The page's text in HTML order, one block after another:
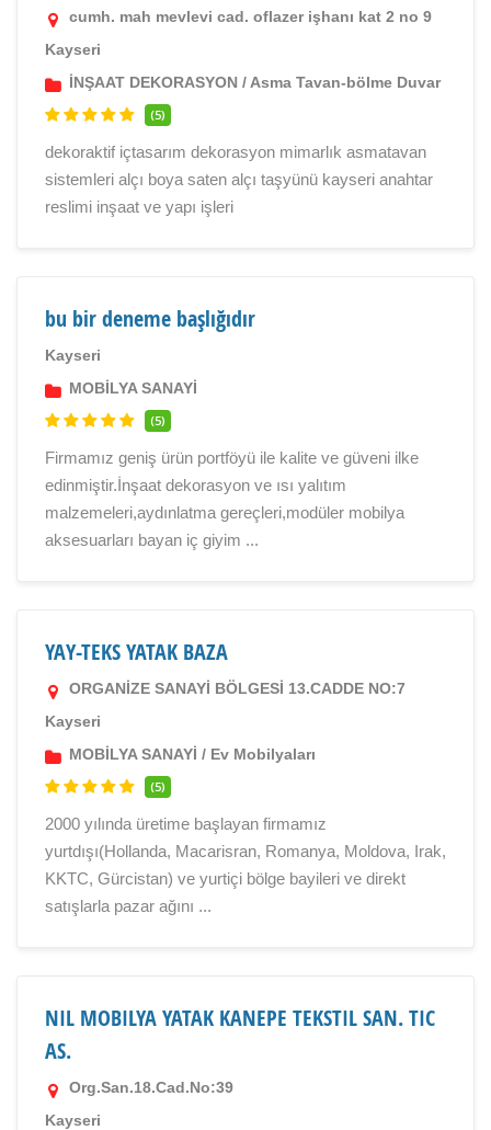
cumh. mah mevlevi cad. oflazer işhanı kat 2 no 9
Kayseri
İNŞAAT DEKORASYON / Asma Tavan-bölme Duvar
(5)
dekoraktif içtasarım dekorasyon mimarlık asmatavan
sistemleri alçı boya saten alçı taşyünü kayseri anahtar
reslimi inşaat ve yapı işleri
bu bir deneme başlığıdır
Kayseri
MOBİLYA SANAYİ
(5)
Firmamız geniş ürün portföyü ile kalite ve güveni ilke
edinmiştir.İnşaat dekorasyon ve ısı yalıtım
malzemeleri,aydınlatma gereçleri,modüler mobilya
aksesuarları bayan iç giyim ...
YAY-TEKS YATAK BAZA
ORGANİZE SANAYİ BÖLGESİ 13.CADDE NO:7
Kayseri
MOBİLYA SANAYİ / Ev Mobilyaları
(5)
2000 yılında üretime başlayan firmamız
yurtdışı(Hollanda, Macarisran, Romanya, Moldova, Irak,
KKTC, Gürcistan) ve yurtiçi bölge bayileri ve direkt
satışlarla pazar ağını ...
NIL MOBILYA YATAK KANEPE TEKSTIL SAN. TIC
AS.
Org.San.18.Cad.No:39
Kayseri